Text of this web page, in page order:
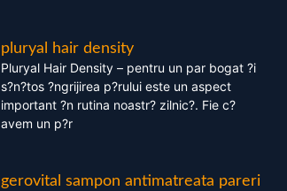
pluryal hair density
Pluryal Hair Density – pentru un par bogat ?i
s?n?tos ?ngrijirea p?rului este un aspect
important ?n rutina noastr? zilnic?. Fie c?
avem un p?r
gerovital sampon antimatreata pareri